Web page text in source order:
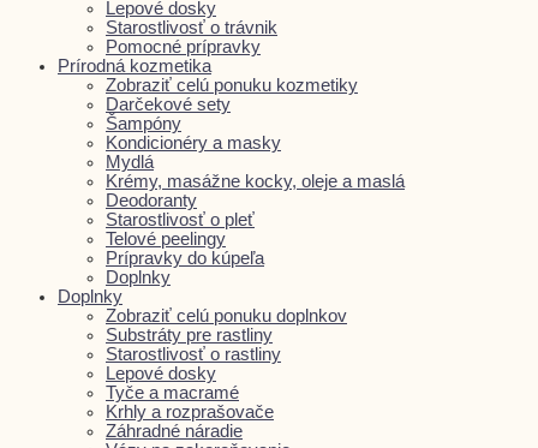
Lepové dosky
Starostlivosť o trávnik
Pomocné prípravky
Prírodná kozmetika
Zobraziť celú ponuku kozmetiky
Darčekové sety
Šampóny
Kondicionéry a masky
Mydlá
Krémy, masážne kocky, oleje a maslá
Deodoranty
Starostlivosť o pleť
Telové peelingy
Prípravky do kúpeľa
Doplnky
Doplnky
Zobraziť celú ponuku doplnkov
Substráty pre rastliny
Starostlivosť o rastliny
Lepové dosky
Tyče a macramé
Krhly a rozprašovače
Záhradné náradie